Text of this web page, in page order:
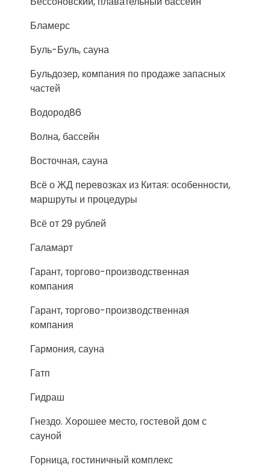
Бламерс
Буль-Буль, сауна
Бульдозер, компания по продаже запасных
частей
Водород86
Волна, бассейн
Восточная, сауна
Всё о ЖД перевозках из Китая: особенности,
маршруты и процедуры
Всё от 29 рублей
Галамарт
Гарант, торгово-производственная
компания
Гарант, торгово-производственная
компания
Гармония, сауна
Гатп
Гидраш
Гнездо. Хорошее место, гостевой дом с
сауной
Горница, гостиничный комплекс